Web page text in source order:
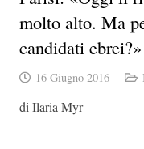
molto alto. Ma
candidati ebrei?»
16 Giugno 2016
di Ilaria Myr